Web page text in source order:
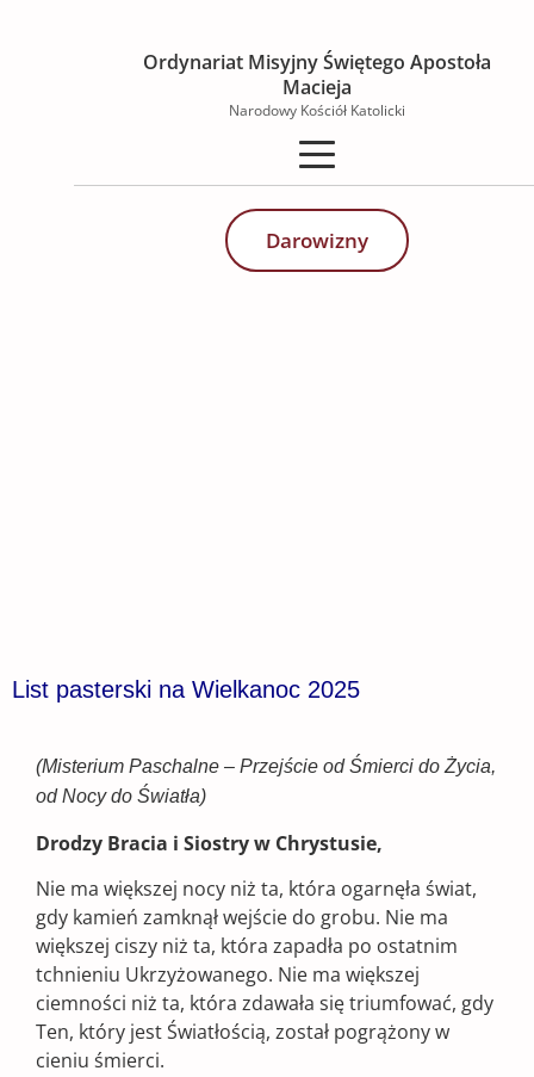
Ordynariat Misyjny Świętego Apostoła
Macieja
Narodowy Kościół Katolicki
Wspieraj misję Kościoła
List pasterski na Wielkanoc 2025
(Misterium Paschalne – Przejście od Śmierci do Życia,
od Nocy do Światła)
Drodzy Bracia i Siostry w Chrystusie,
Nie ma większej nocy niż ta, która ogarnęła świat,
gdy kamień zamknął wejście do grobu. Nie ma
większej ciszy niż ta, która zapadła po ostatnim
tchnieniu Ukrzyżowanego. Nie ma większej
ciemności niż ta, która zdawała się triumfować, gdy
Ten, który jest Światłością, został pogrążony w
cieniu śmierci.